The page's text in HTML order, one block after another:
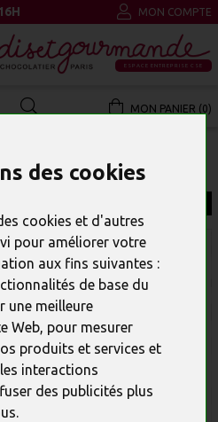
des cookies
cookies et d'autres
pour améliorer votre
aux fins suivantes :
de base du
une meilleure
Web, pour mesurer
produits et services et
interactions
des publicités plus
.
MON COMPTE
ESPACE ENTREPRISE CSE
MON PANIER (0)
CHOCOLAT
Objets personnalisés avec
gravure chocolat